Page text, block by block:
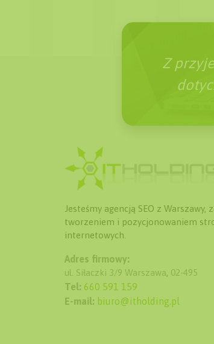
Z
Jesteśmy agencją SEO z Warszawy,
tworzeniem i pozycjonowaniem
internetowych.
Adres firmowy:
ul. Siłaczki 3/9 Warszawa, 02-495
Tel: 660 591 159
E-mail: biuro@itholding.pl